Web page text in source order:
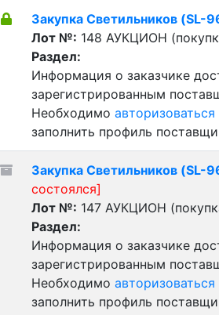
Закупка Светильников (SL-
Лот №: 148 АУКЦИОН
Раздел:
Информация о заказчике
зарегистрированным
Необходимо авторизоваться
заполнить профиль
Закупка Светильников (SL-
состоялся]
Лот №: 147 АУКЦИОН
Раздел:
Информация о заказчике
зарегистрированным
Необходимо авторизоваться
заполнить профиль